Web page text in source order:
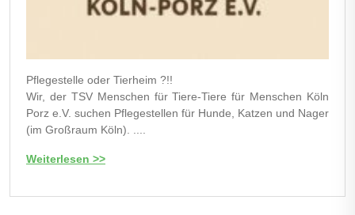
Pflegestelle oder Tierheim ?!!
Wir, der TSV Menschen für Tiere-Tiere für Menschen Köln
Porz e.V. suchen Pflegestellen für Hunde, Katzen und Nager
(im Großraum Köln). ....
Weiterlesen >>